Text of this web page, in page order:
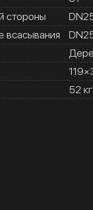
стороны
всасывания
52 кг